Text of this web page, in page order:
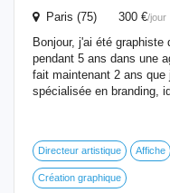
Paris (75) 300 €/jour
Bonjour, j'ai été
pendant 5 ans dans une
fait maintenant 2 ans
spécialisée en branding,
Directeur artistique Affiche
Création graphique